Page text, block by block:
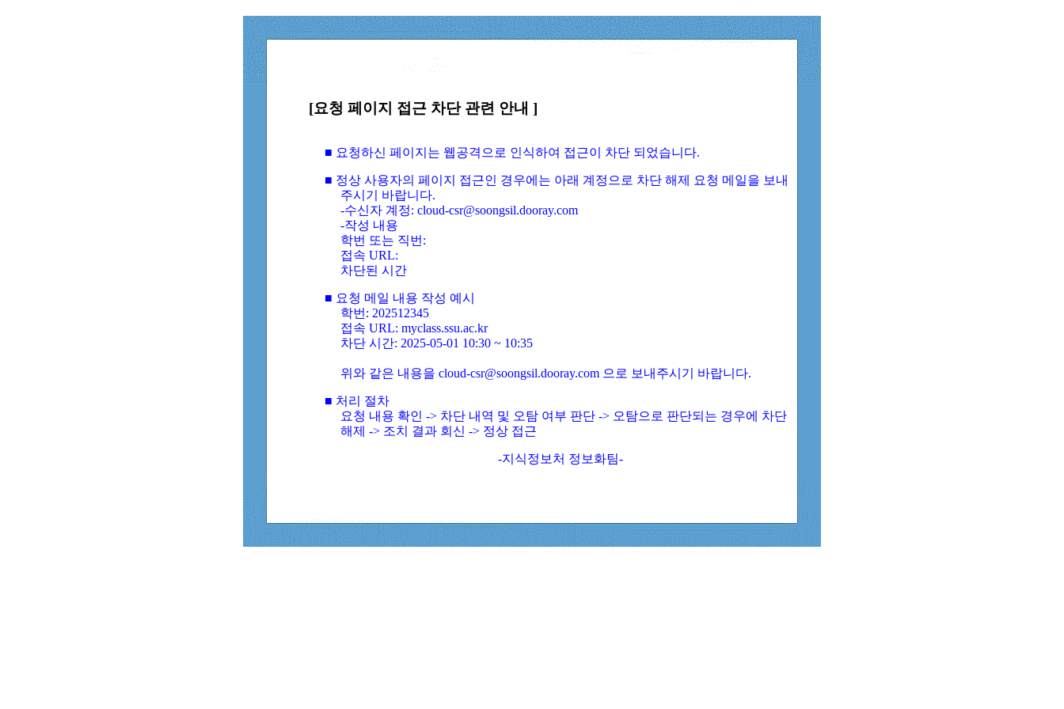
[요청 페이지 접근 차단 관련 안내 ]
■ 요청하신 페이지는 웹공격으로 인식하여 접근이 차단 되었습니다.
■ 정상 사용자의 페이지 접근인 경우에는 아래 계정으로 차단 해제 요청 메일을 보내
주시기 바랍니다.
-수신자 계정: cloud-csr@soongsil.dooray.com
-작성 내용
학번 또는 직번:
접속 URL:
차단된 시간
■ 요청 메일 내용 작성 예시
학번: 202512345
접속 URL: myclass.ssu.ac.kr
차단 시간: 2025-05-01 10:30 ~ 10:35
위와 같은 내용을 cloud-csr@soongsil.dooray.com 으로 보내주시기 바랍니다.
■ 처리 절차
요청 내용 확인 -> 차단 내역 및 오탐 여부 판단 -> 오탐으로 판단되는 경우에 차단
해제 -> 조치 결과 회신 -> 정상 접근
-지식정보처 정보화팀-